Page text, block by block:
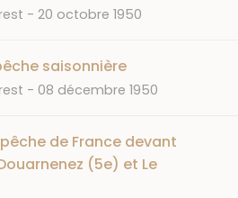
DATE
20 octobre 1950
saisonnière
DATE
08 décembre 1950
de France devant
(5e) et Le